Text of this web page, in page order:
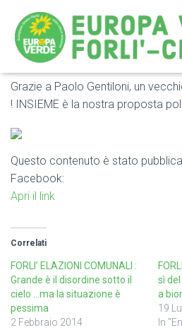
Grazie a Paolo Gentiloni,
Professore ! INSIEME è la
Grazie a Paolo Gentiloni, un
! INSIEME è la nostra proposta
Questo contenuto è stato
Facebook:
Apri il link
Correlati
FORLI’ ELAZIONI COMUNALI :
Grande è il disordine sotto il
cielo …ma la situazione è
pessima
2 Febbraio 2014
sì
a
19
In